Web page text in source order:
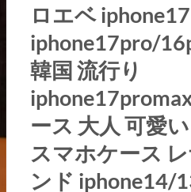
ロエベ
iphone17pro/
韓国 流行り
ース 大人 可愛
スマホケース
ンド iphone14/